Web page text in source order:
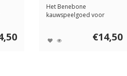
Het Benebone
kauwspeelgoed voor
€14,50